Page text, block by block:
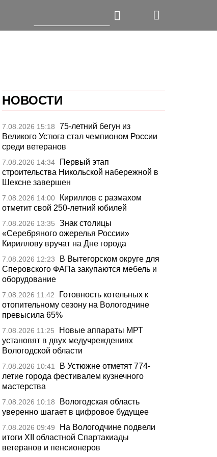
НОВОСТИ
7.08.2026 15:18
75-летний бегун из
Великого Устюга стал чемпионом России
среди ветеранов
7.08.2026 14:34
Первый этап
строительства Никольской набережной в
Шексне завершен
7.08.2026 14:00
Кириллов с размахом
отметит свой 250-летний юбилей
7.08.2026 13:35
Знак столицы
«Серебряного ожерелья России»
Кириллову вручат на Дне города
7.08.2026 12:23
В Вытегорском округе для
Сперовского ФАПа закупаются мебель и
оборудование
7.08.2026 11:42
Готовность котельных к
отопительному сезону на Вологодчине
превысила 65%
7.08.2026 11:25
Новые аппараты МРТ
установят в двух медучреждениях
Вологодской области
7.08.2026 10:41
В Устюжне отметят 774-
летие города фестивалем кузнечного
мастерства
7.08.2026 10:18
Вологодская область
уверенно шагает в цифровое будущее
7.08.2026 09:49
На Вологодчине подвели
итоги XII областной Спартакиады
ветеранов и пенсионеров